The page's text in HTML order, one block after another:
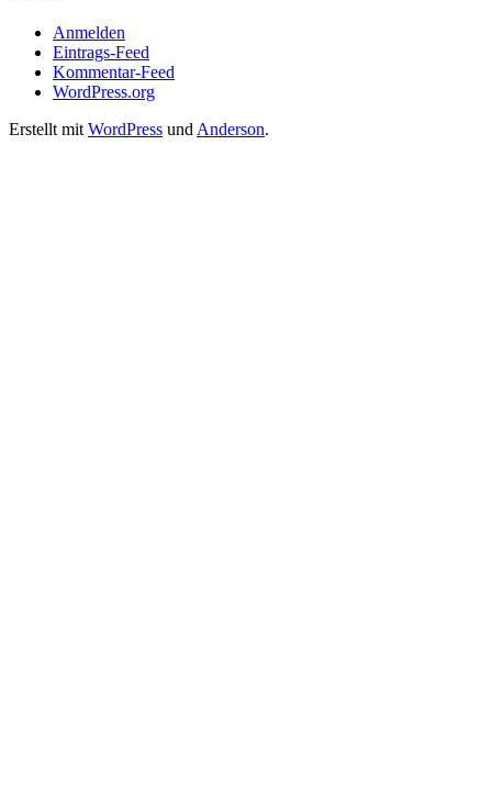
Anmelden
Eintrags-Feed
Kommentar-Feed
WordPress.org
Erstellt mit WordPress und Anderson.